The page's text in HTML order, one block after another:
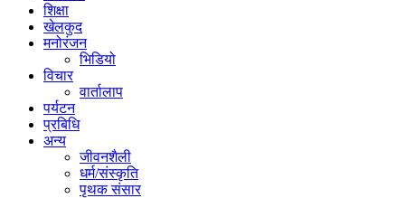
शिक्षा
खेलकुद
मनोरंजन
भिडियो
विचार
वार्तालाप
पर्यटन
प्रबिधि
अन्य
जीवनशैली
धर्म/संस्कृति
पृथक संसार